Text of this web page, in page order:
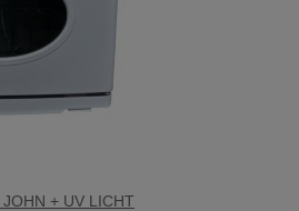
+ UV LICHT